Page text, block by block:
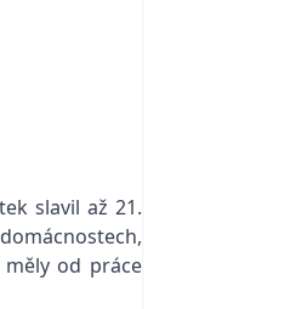
slavil až 21.
od práce